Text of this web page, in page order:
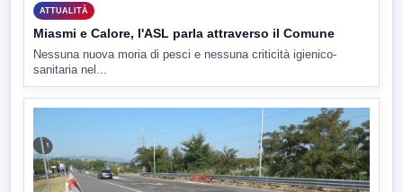
ATTUALITÀ
Miasmi e Calore, l'ASL parla attraverso il Comune
Nessuna nuova moria di pesci e nessuna criticità igienico-
sanitaria nel...